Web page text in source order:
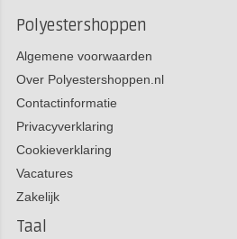
Polyestershoppen
Algemene voorwaarden
Over Polyestershoppen.nl
Contactinformatie
Privacyverklaring
Cookieverklaring
Vacatures
Zakelijk
Taal